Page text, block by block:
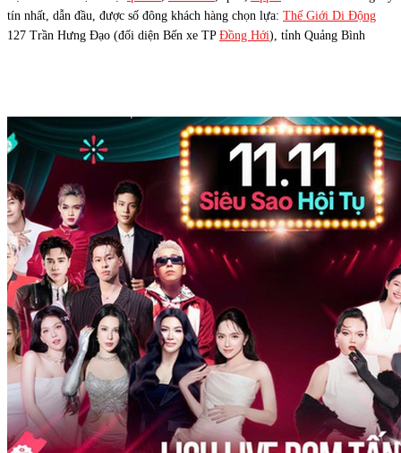
tín nhất, dẫn đầu, được số đông khách hàng chọn lựa: Thế Giới Di Động
127 Trần Hưng Đạo (đối diện Bến xe TP Đồng Hới), tỉnh Quảng Bình